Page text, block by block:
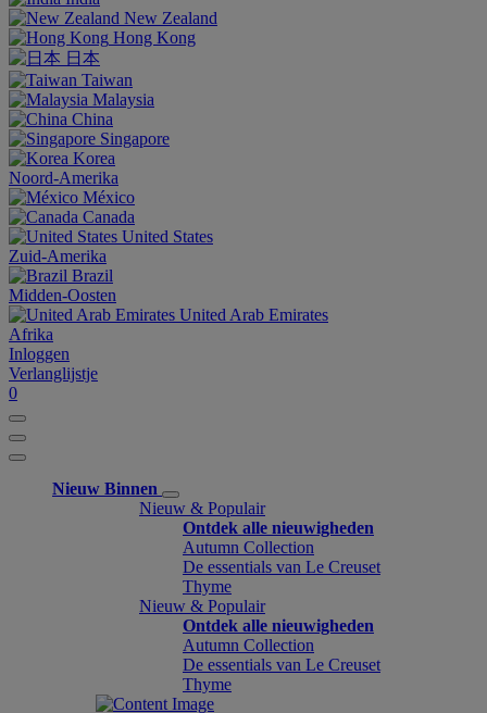
New Zealand
Hong Kong
日本
Taiwan
Malaysia
China
Singapore
Korea
Noord-Amerika
México
Canada
United States
Zuid-Amerika
Brazil
Midden-Oosten
United Arab Emirates
Afrika
Inloggen
Verlanglijstje
0
Nieuw Binnen
Nieuw & Populair
Ontdek alle nieuwigheden
Autumn Collection
De essentials van Le Creuset
Thyme
Nieuw & Populair
Ontdek alle nieuwigheden
Autumn Collection
De essentials van Le Creuset
Thyme